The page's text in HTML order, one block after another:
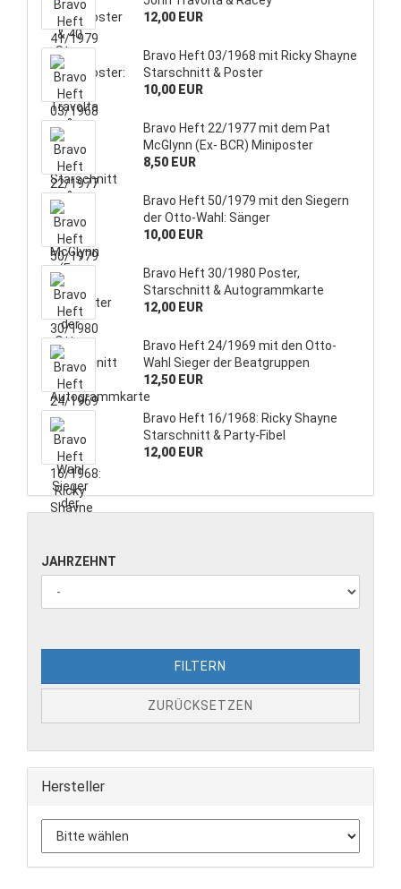
12,00 EUR
Bravo Heft 03/1968 mit Ricky Shayne
Starschnitt & Poster
10,00 EUR
Bravo Heft 22/1977 mit dem Pat
McGlynn (Ex- BCR) Miniposter
8,50 EUR
Bravo Heft 50/1979 mit den Siegern
der Otto-Wahl: Sänger
10,00 EUR
Bravo Heft 30/1980 Poster,
Starschnitt & Autogrammkarte
12,00 EUR
Bravo Heft 24/1969 mit den Otto-
Wahl Sieger der Beatgruppen
12,50 EUR
Bravo Heft 16/1968: Ricky Shayne
Starschnitt & Party-Fibel
12,00 EUR
JAHRZEHNT
FILTERN
ZURÜCKSETZEN
Hersteller